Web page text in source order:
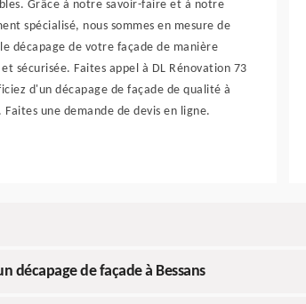
Grâce à notre savoir-faire et à notre
spécialisé, nous sommes en mesure de
décapage de votre façade de manière
sécurisée. Faites appel à DL Rénovation 73
d'un décapage de façade de qualité à
Faites une demande de devis en ligne.
décapage de façade à Bessans